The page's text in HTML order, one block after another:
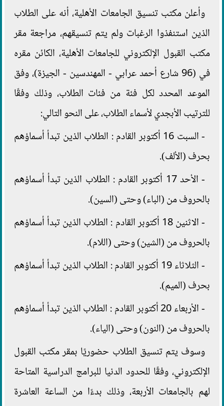
وأعلن مكتب تنسيق الجامعات الأهلية، أنه على الطلاب
الذين استنفذوا الرغبات ولم يتم تنسيقهم، مراجعة مقر
مكتب القبول الإلكتروني للجامعات الأهلية، الكائن مقره
في (96 شارع أحمد عرابي - المهندسين - الجيزة)، وفق
الموعد المحدد لكل فئة من فئات الطلاب، وذلك وفقًا
للترتيب الأبجدي لأسماء الطلاب، على النحو التالي:
- السبت 16 أكتوبر القادم : الطلاب الذين تبدأ أسماؤهم
بحرف (الألف).
- الأحد 17 أكتوبر القادم : الطلاب الذين تبدأ أسماؤهم
بالحروف من (الباء) وحتى (السين).
- الاثنين 18 أكتوبر القادم : الطلاب الذين تبدأ أسماؤهم
بالحروف من (الشين) وحتى (اللام).
- الثلاثاء 19 أكتوبر القادم : الطلاب الذين تبدأ أسماؤهم
بحرف (الميم).
- الأربعاء 20 أكتوبر القادم : الطلاب الذين تبدأ أسماؤهم
بالحروف من (النون) وحتى (الياء).
وسوف يتم تنسيق الطلاب حضوريًا بمقر مكتب القبول
الإلكتروني، وفقًا للحدود الدنيا للبرامج الدراسية المتاحة
لهم بالجامعات الأربعة، وذلك بدءًا من الساعة العاشرة